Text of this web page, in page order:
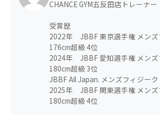
CHANCE GYM五反田店トレーナー
受賞歴
2022年 JBBF 東京選手権 メンズ
176cm超級 4位
2024年 JBBF 愛知選手権 メンズ
180cm超級 3位
JBBF All Japan. メンズフィジー
2025年 JBBF 関東選手権 メンズ
180cm超級 4位